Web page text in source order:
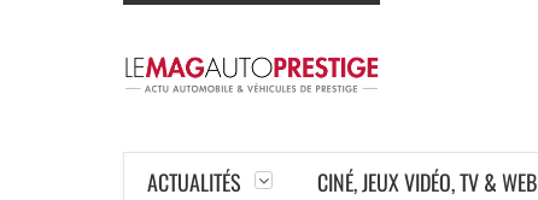
ACTUALITÉS CINÉ, JEUX VIDÉO, TV & WEB